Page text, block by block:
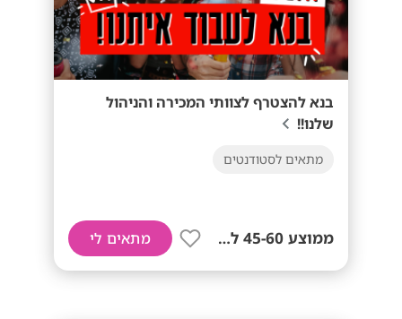
בנא להצטרף לצוותי המכירה והניהול
שלנו!!
מתאים לסטודנטים
ממוצע 45-60 לשעה! מתאים לי